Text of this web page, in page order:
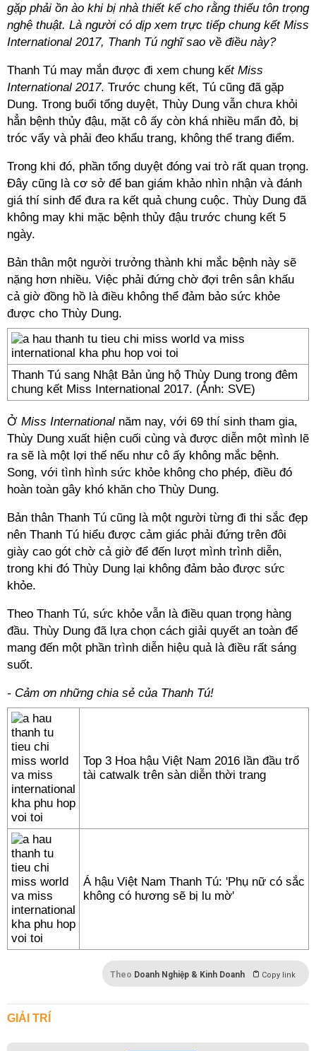
gặp phải ồn ào khi bị nhà thiết kế cho rằng thiếu tôn trọng
nghệ thuật. Là người có dịp xem trực tiếp chung kết Miss
International 2017, Thanh Tú nghĩ sao về điều này?
Thanh Tú may mắn được đi xem chung kết Miss
International 2017. Trước chung kết, Tú cũng đã gặp
Dung. Trong buổi tổng duyệt, Thùy Dung vẫn chưa khỏi
hẳn bệnh thủy đậu, mặt cô ấy còn khá nhiều mẩn đỏ, bị
tróc vẩy và phải đeo khẩu trang, không thể trang điểm.
Trong khi đó, phần tổng duyệt đóng vai trò rất quan trọng.
Đây cũng là cơ sở để ban giám khảo nhìn nhận và đánh
giá thí sinh để đưa ra kết quả chung cuộc. Thùy Dung đã
không may khi mặc bệnh thủy đậu trước chung kết 5
ngày.
Bản thân một người trưởng thành khi mắc bệnh này sẽ
nặng hơn nhiều. Việc phải đứng chờ đợi trên sân khấu
cả giờ đồng hồ là điều không thể đảm bảo sức khỏe
được cho Thùy Dung.
Thanh Tú sang Nhật Bản ủng hộ Thùy Dung trong đêm
chung kết Miss International 2017. (Ảnh: SVE)
Ở Miss International năm nay, với 69 thí sinh tham gia,
Thùy Dung xuất hiện cuối cùng và được diễn một mình lẽ
ra sẽ là một lợi thế nếu như cô ấy không mắc bệnh.
Song, với tình hình sức khỏe không cho phép, điều đó
hoàn toàn gây khó khăn cho Thùy Dung.
Bản thân Thanh Tú cũng là một người từng đi thi sắc đẹp
nên Thanh Tú hiểu được cảm giác phải đứng trên đôi
giày cao gót chờ cả giờ để đến lượt mình trình diễn,
trong khi đó Thùy Dung lại không đảm bảo được sức
khỏe.
Theo Thanh Tú, sức khỏe vẫn là điều quan trọng hàng
đầu. Thùy Dung đã lựa chọn cách giải quyết an toàn để
mang đến một phần trình diễn hiệu quả là điều rất sáng
suốt.
- Cảm ơn những chia sẻ của Thanh Tú!
Top 3 Hoa hậu Việt Nam 2016 lần đầu trổ
tài catwalk trên sàn diễn thời trang
Á hậu Việt Nam Thanh Tú: 'Phụ nữ có sắc
không có hương sẽ bị lu mờ'
Theo Doanh Nghiệp & Kinh Doanh Copy link
GIẢI TRÍ